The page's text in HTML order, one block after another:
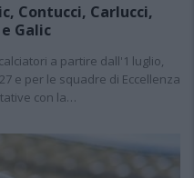
Contucci, Carlucci,
Galic
a partire dall'1 luglio,
e per le squadre di Eccellenza
con la…